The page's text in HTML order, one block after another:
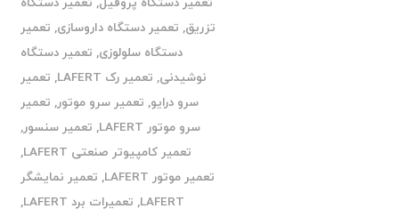
تزریق, تعمیر دستگاه داروسازی, تعمیر
دستگاه سلولوزی, تعمیر دستگاه
نوشیدنی, تعمیر رک LAFERT , تعمیر
سرو درایو, تعمیر سرو موتور, تعمیر
سرو موتور LAFERT
, تعمیر سنسور,
تعمیر کامپیوتر صنعتی LAFERT
,
تعمیر موتور LAFERT
, تعمیر نمایشگر
LAFERT
, تعمیرات برد LAFERT
,